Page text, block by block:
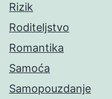
Rizik
Roditeljstvo
Romantika
Samoća
Samopouzdanje